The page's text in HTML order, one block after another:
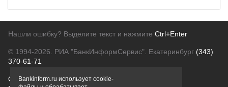
Нашли ошибку? Выделите текст и нажмите Ctrl+Enter
© 1994-2026. РИА "БанкИнформСервис". Екатеринбург (343)
370-61-71
О проектеПолитика конфиденциальности
Bankinform.ru использует cookie-